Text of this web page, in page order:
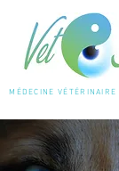
MÉDECINE VÉTÉRINAIRE